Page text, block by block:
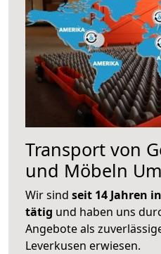
Transport von
und Möbeln
Wir sind seit 14 Jahren
tätig und haben uns
Angebote als
Leverkusen erwiesen.